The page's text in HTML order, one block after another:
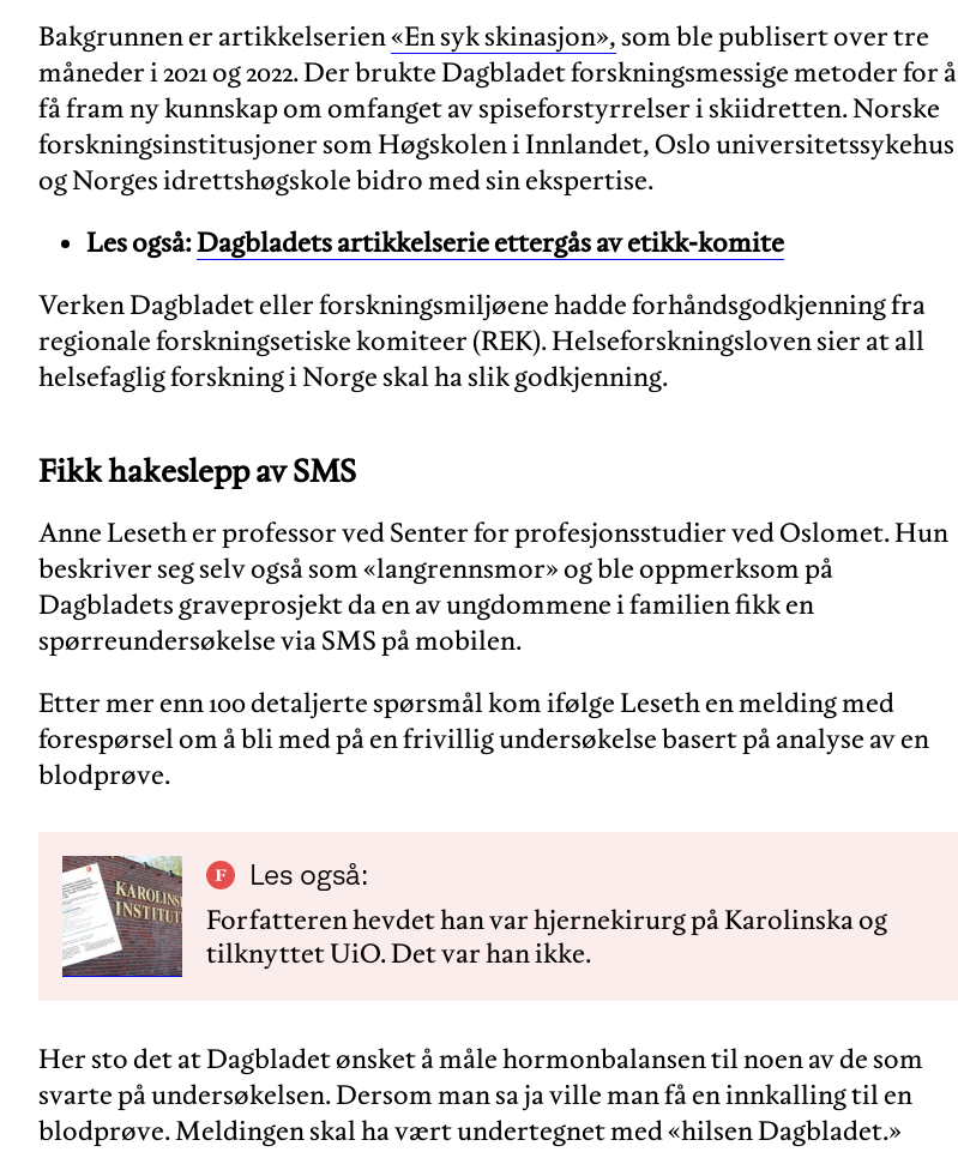
Bakgrunnen er artikkelserien«En syk skinasjon»,som ble publisert over tre
måneder i 2021 og 2022. Der brukte Dagbladet forskningsmessige metoder for å
få fram ny kunnskap om omfanget av spiseforstyrrelser i skiidretten. Norske
forskningsinstitusjoner som Høgskolen i Innlandet, Oslo universitetssykehus
og Norges idrettshøgskole bidro med sin ekspertise.
Les også:Dagbladets artikkelserie ettergås av etikk-komite
Verken Dagbladet eller forskningsmiljøene hadde forhåndsgodkjenning fra
regionale forskningsetiske komiteer (REK). Helseforskningsloven sier at all
helsefaglig forskning i Norge skal ha slik godkjenning.
Fikk hakeslepp av SMS
Anne Leseth er professor ved Senter for profesjonsstudier ved Oslomet. Hun
beskriver seg selv også som «langrennsmor» og ble oppmerksom på
Dagbladets graveprosjekt da en av ungdommene i familien fikk en
spørreundersøkelse via SMS på mobilen.
Etter mer enn 100 detaljerte spørsmål kom ifølge Leseth en melding med
forespørsel om å bli med på en frivillig undersøkelse basert på analyse av en
blodprøve.
Les også:
Forfatteren hevdet han var hjernekirurg på Karolinska og
tilknyttet UiO. Det var han ikke.
Her sto det at Dagbladet ønsket å måle hormonbalansen til noen av de som
svarte på undersøkelsen. Dersom man sa ja ville man få en innkalling til en
blodprøve. Meldingen skal ha vært undertegnet med «hilsen Dagbladet.»